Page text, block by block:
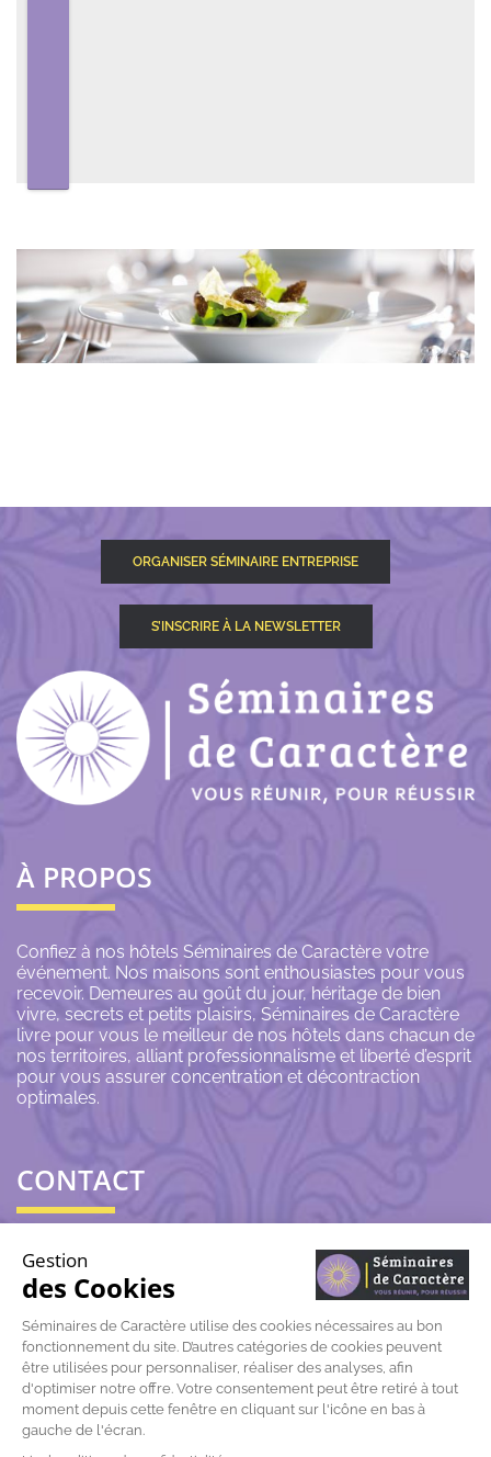
ORGANISER SÉMINAIRE ENTREPRISE
S’INSCRIRE À LA NEWSLETTER
À PROPOS
Confiez à nos hôtels Séminaires de Caractère votre
événement. Nos maisons sont enthousiastes pour vous
recevoir. Demeures au goût du jour, héritage de bien
vivre, secrets et petits plaisirs, Séminaires de Caractère
livre pour vous le meilleur de nos hôtels dans chacun de
nos territoires, alliant professionnalisme et liberté d’esprit
pour vous assurer concentration et décontraction
optimales.
CONTACT
06 43 69 79 72
contact@seminairesdecaractere.fr
197 Rue Léon Arnoux
84120 Pertuis
Gestion
des Cookies
Séminaires de Caractère utilise des cookies nécessaires au bon
fonctionnement du site. D’autres catégories de cookies peuvent
être utilisées pour personnaliser, réaliser des analyses, afin
d'optimiser notre offre. Votre consentement peut être retiré à tout
moment depuis cette fenêtre en cliquant sur l'icône en bas à
gauche de l'écran.